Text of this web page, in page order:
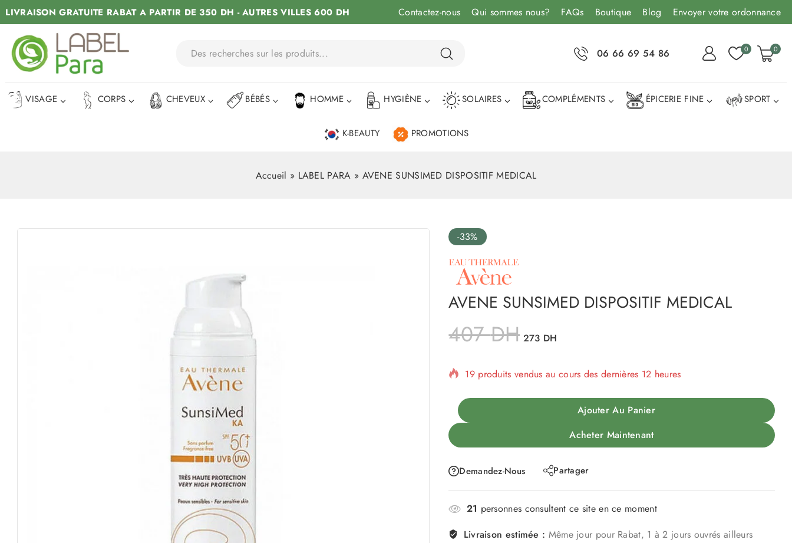
LIVRAISON GRATUITE RABAT A PARTIR DE 350 DH - AUTRES VILLES 600 DH Contactez-nous Qui sommes nous? FAQs Boutique Blog Envoyer votre ordonnance
06 66 69 54 86 0 0
VISAGE CORPS CHEVEUX BÉBÉS HOMME HYGIÈNE SOLAIRES COMPLÉMENTS ÉPICERIE FINE SPORT
K-BEAUTY PROMOTIONS
Accueil » LABEL PARA » AVENE SUNSIMED DISPOSITIF MEDICAL
-33%
AVENE SUNSIMED DISPOSITIF MEDICAL
407DH 273 DH
19 produits vendus au cours des dernières 12 heures
Vente rapide ! Plus de 19 personnes ont dans leur panier
Ajouter Au Panier
Acheter Maintenant
Demandez-Nous Partager
21 personnes consultent ce site en ce moment
Livraison estimée : Même jour pour Rabat, 1 à 2 jours ouvrés ailleurs